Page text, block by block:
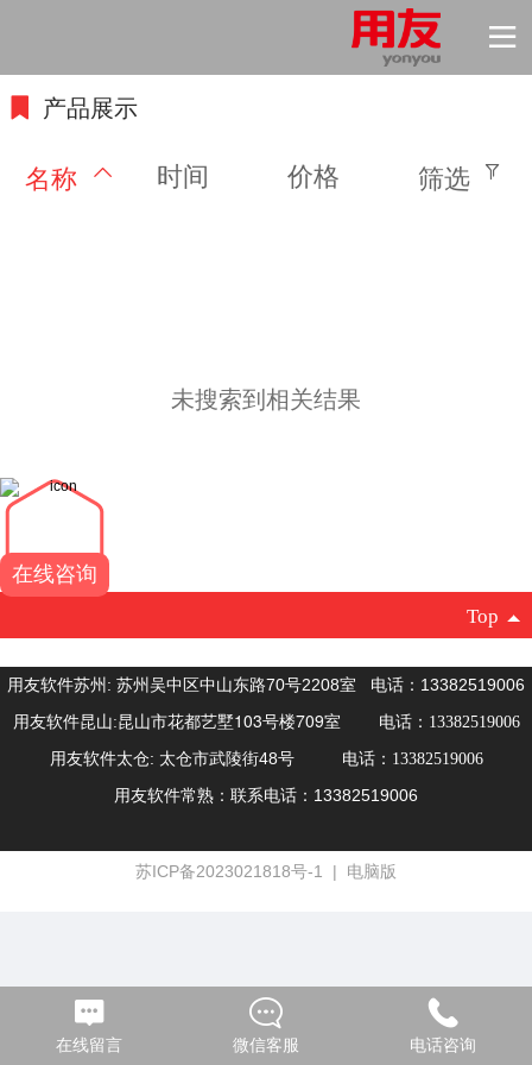
产品展示
名称 时间 价格 筛选
未搜索到相关结果
Top
用友软件苏州: 苏州吴中区中山东路70号2208室 电话：13382519006
用友软件昆山:昆山市花都艺墅103号楼709室 电话：13382519006
用友软件太仓: 太仓市武陵街48号 电话：13382519006
用友软件常熟： 联系电话：13382519006
苏ICP备2023021818号-1 | 电脑版
在线留言 微信客服 电话咨询
在线咨询